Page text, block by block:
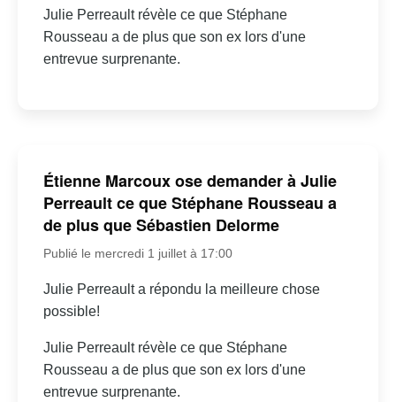
Julie Perreault révèle ce que Stéphane
Rousseau a de plus que son ex lors d'une
entrevue surprenante.
Étienne Marcoux ose demander à Julie
Perreault ce que Stéphane Rousseau a
de plus que Sébastien Delorme
Publié le mercredi 1 juillet à 17:00
Julie Perreault a répondu la meilleure chose
possible!
Julie Perreault révèle ce que Stéphane
Rousseau a de plus que son ex lors d'une
entrevue surprenante.